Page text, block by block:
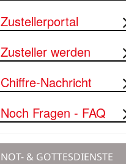
Zustellerportal
Zusteller werden
Chiffre-Nachricht
Noch Fragen - FAQ
NOT- & GOTTESDIENSTE